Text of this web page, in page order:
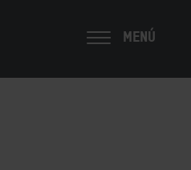
MENÚ